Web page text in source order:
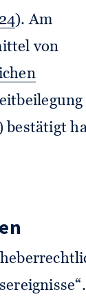
). Am
von
bestätigt